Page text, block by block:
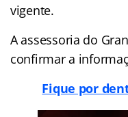
vigente.
A assessoria do
confirmar a
Fique por